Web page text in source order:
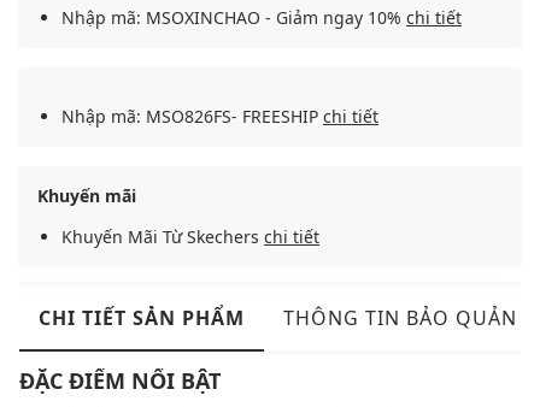
Nhập mã: MSOXINCHAO - Giảm ngay 10% chi tiết
Nhập mã: MSO826FS- FREESHIP chi tiết
Khuyến mãi
Khuyến Mãi Từ Skechers chi tiết
CHI TIẾT SẢN PHẨM THÔNG TIN BẢO QUẢN
ĐẶC ĐIỂM NỔI BẬT